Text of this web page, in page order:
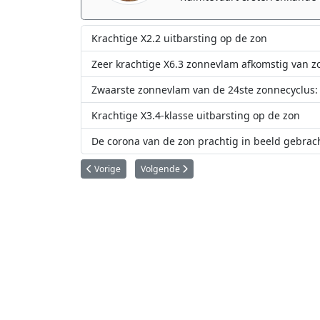
Krachtige X2.2 uitbarsting op de zon
Zeer krachtige X6.3 zonnevlam afkomstig van
Zwaarste zonnevlam van de 24ste zonnecyclus:
Krachtige X3.4-klasse uitbarsting op de zon
De corona van de zon prachtig in beeld
Vorig artikel: Krachtigste zonnevlam sinds 2017 barst los
Vorige Volgende artikel: Europese Solar Orbiter
Volgende